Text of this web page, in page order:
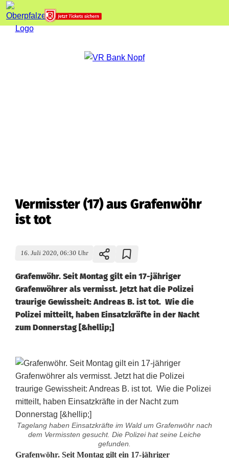
Vermisster (17) aus Grafenwöhr
ist tot
16. Juli 2020, 06:30 Uhr
Grafenwöhr. Seit Montag gilt ein 17-jähriger
Grafenwöhrer als vermisst. Jetzt hat die Polizei
traurige Gewissheit: Andreas B. ist tot. Wie die
Polizei mitteilt, haben Einsatzkräfte in der Nacht
zum Donnerstag [&hellip;]
Tagelang haben Einsatzkräfte im Wald um Grafenwöhr nach
dem Vermissten gesucht. Die Polizei hat seine Leiche
gefunden.
Grafenwöhr. Seit Montag gilt ein 17-jähriger